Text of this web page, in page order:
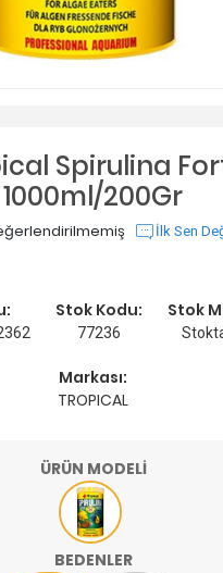
Spirulina
1000ml/200Gr
İlk Sen
Stok Kodu:
77236
Stok
Markası:
TROPICAL
ÜRÜN MODELİ
BEDENLER